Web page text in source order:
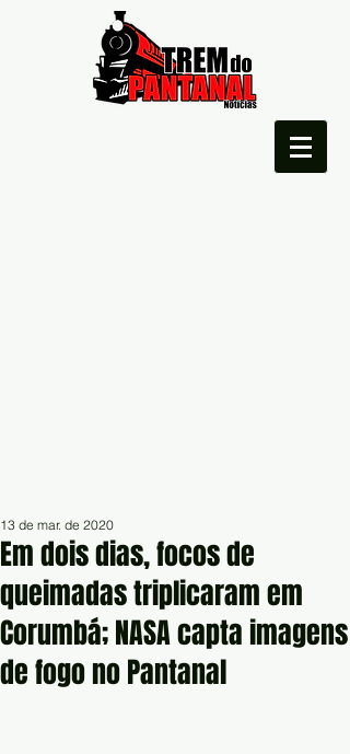
Em dois dias, focos de
queimadas triplicaram em
Corumbá; NASA capta imagens
de fogo no Pantanal
13 de mar. de 2020